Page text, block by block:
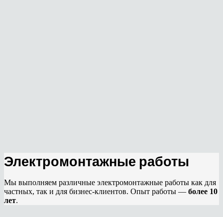
Электромонтажные работы
Мы выполняем различные электромонтажные работы как для
частных, так и для бизнес-клиентов. Опыт работы — более 10
лет.